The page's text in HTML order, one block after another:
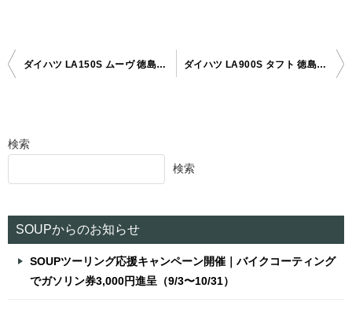
投
ビ
ョ
ダイハツ LA150S ムーヴ 徳島県三好市ボディガラスコーティング ダイハツ LA900S タフト 徳島県吉野川市ボディガラスコーティング
検索
検索
SOUPからのお知らせ
SOUPツーリング応援キャンペーン開催｜バイクコーティング
でガソリン券3,000円進呈（9/3〜10/31）